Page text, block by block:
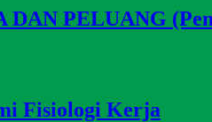
DAN PELUANG
Fisiologi Kerja